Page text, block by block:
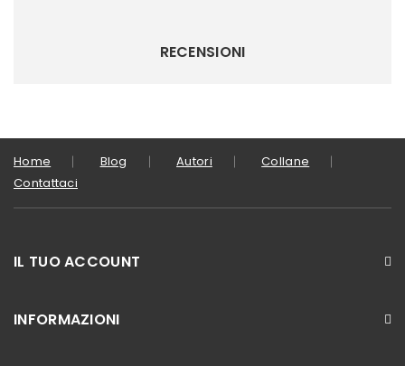
RECENSIONI
Home Blog Autori
Collane
Contattaci
IL TUO ACCOUNT
INFORMAZIONI